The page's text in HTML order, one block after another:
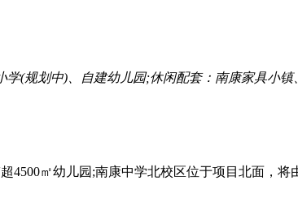
(规划中)、自建幼儿园;休闲配套：南康家具小
4500㎡幼儿园;南康中学北校区位于项目北面，